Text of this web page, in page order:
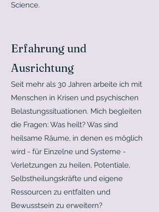
Science.
Erfahrung und
Ausrichtung
Seit mehr als 30 Jahren arbeite ich mit
Menschen in Krisen und psychischen
Belastungssituationen. Mich begleiten
die Fragen: Was heilt? Was sind
heilsame Räume, in denen es möglich
wird - für Einzelne und Systeme -
Verletzungen zu heilen, Potentiale,
Selbstheilungskräfte und eigene
Ressourcen zu entfalten und
Bewusstsein zu erweitern?